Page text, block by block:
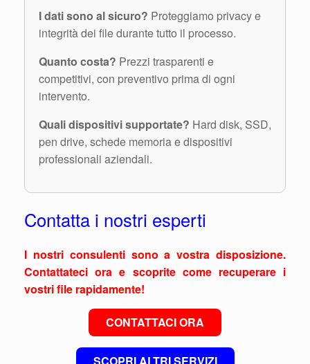
I dati sono al sicuro? Proteggiamo privacy e
integrità dei file durante tutto il processo.
Quanto costa? Prezzi trasparenti e
competitivi, con preventivo prima di ogni
intervento.
Quali dispositivi supportate? Hard disk, SSD,
pen drive, schede memoria e dispositivi
professionali aziendali.
Contatta i nostri esperti
I nostri consulenti sono a vostra disposizione.
Contattateci ora e scoprite come recuperare i
vostri file rapidamente!
CONTATTACI ORA